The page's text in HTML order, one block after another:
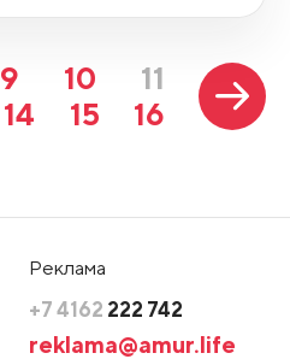
9 10
11
14 15 16
Реклама
+7 4162 222 742
reklama@amur.life